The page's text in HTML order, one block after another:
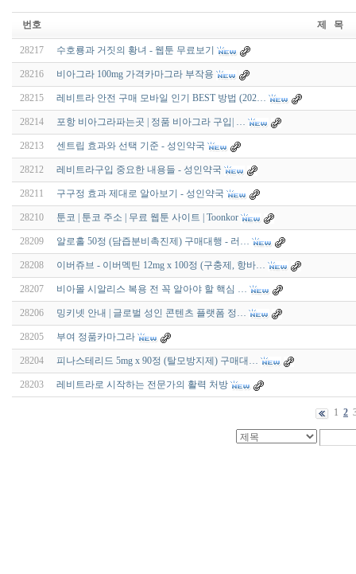
번호 제 목
28217 수호룡과 거짓의 황녀 - 웹툰 무료보기
28216 비아그라 100mg 가격카마그라 부작용
28215 레비트라 안전 구매 모바일 인기 BEST 방법 (202…
28214 포항 비아그라파는곳 | 정품 비아그라 구입| …
28213 센트립 효과와 선택 기준 - 성인약국
28212 레비트라구입 중요한 내용들 - 성인약국
28211 구구정 효과 제대로 알아보기 - 성인약국
28210 툰코 | 툰코 주소 | 무료 웹툰 사이트 | Toonkor
28209 알로홀 50정 (담즙분비촉진제) 구매대행 - 러…
28208 이버쥬브 - 이버멕틴 12mg x 100정 (구충제, 항바…
28207 비아몰 시알리스 복용 전 꼭 알아야 할 핵심 …
28206 밍키넷 안내 | 글로벌 성인 콘텐츠 플랫폼 정…
28205 부여 정품카마그라
28204 피나스테리드 5mg x 90정 (탈모방지제) 구매대…
28203 레비트라로 시작하는 전문가의 활력 처방
1 2